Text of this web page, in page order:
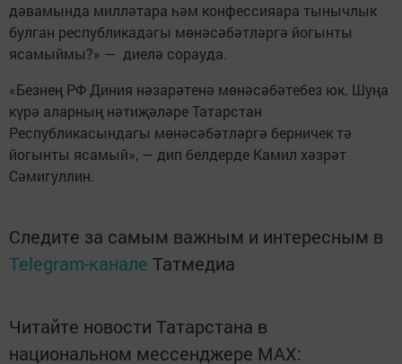
дәвамында милләтара һәм конфессияара тынычлык
булган республикадагы мөнәсәбәтләргә йогынты
ясамыймы?» — диелә сорауда.
«Безнең РФ Диния нәзарәтенә мөнәсәбәтебез юк. Шуңа
күрә аларның нәтиҗәләре Татарстан
Республикасындагы мөнәсәбәтләргә берничек тә
йогынты ясамый», — дип белдерде Камил хәзрәт
Сәмигуллин.
Следите за самым важным и интересным в
Telegram-канале Татмедиа
Читайте новости Татарстана в
национальном мессенджере MАХ: